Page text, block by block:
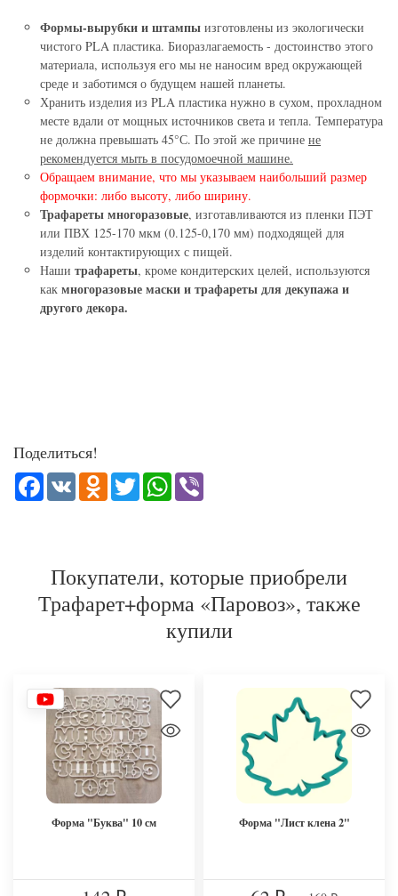
Формы-вырубки и штампы изготовлены из экологически
чистого PLA пластика. Биоразлагаемость - достоинство этого
материала, используя его мы не наносим вред окружающей
среде и заботимся о будущем нашей планеты.
Хранить изделия из PLA пластика нужно в сухом, прохладном
месте вдали от мощных источников света и тепла. Температура
не должна превышать 45°С. По этой же причине не
рекомендуется мыть в посудомоечной машине.
Обращаем внимание, что мы указываем наибольший размер
формочки: либо высоту, либо ширину.
Трафареты многоразовые, изготавливаются из пленки ПЭТ
или ПВХ 125-170 мкм (0.125-0,170 мм) подходящей для
изделий контактирующих с пищей.
Наши трафареты, кроме кондитерских целей, используются
как многоразовые маски и трафареты для декупажа и
другого декора.
Поделиться!
Facebook
VK Odnoklassniki
TwitterWhatsApp
Покупатели, которые приобрели
Трафарет+форма «Паровоз», также
купили
Форма "Буква" 10 см Форма "Лист клена 2"